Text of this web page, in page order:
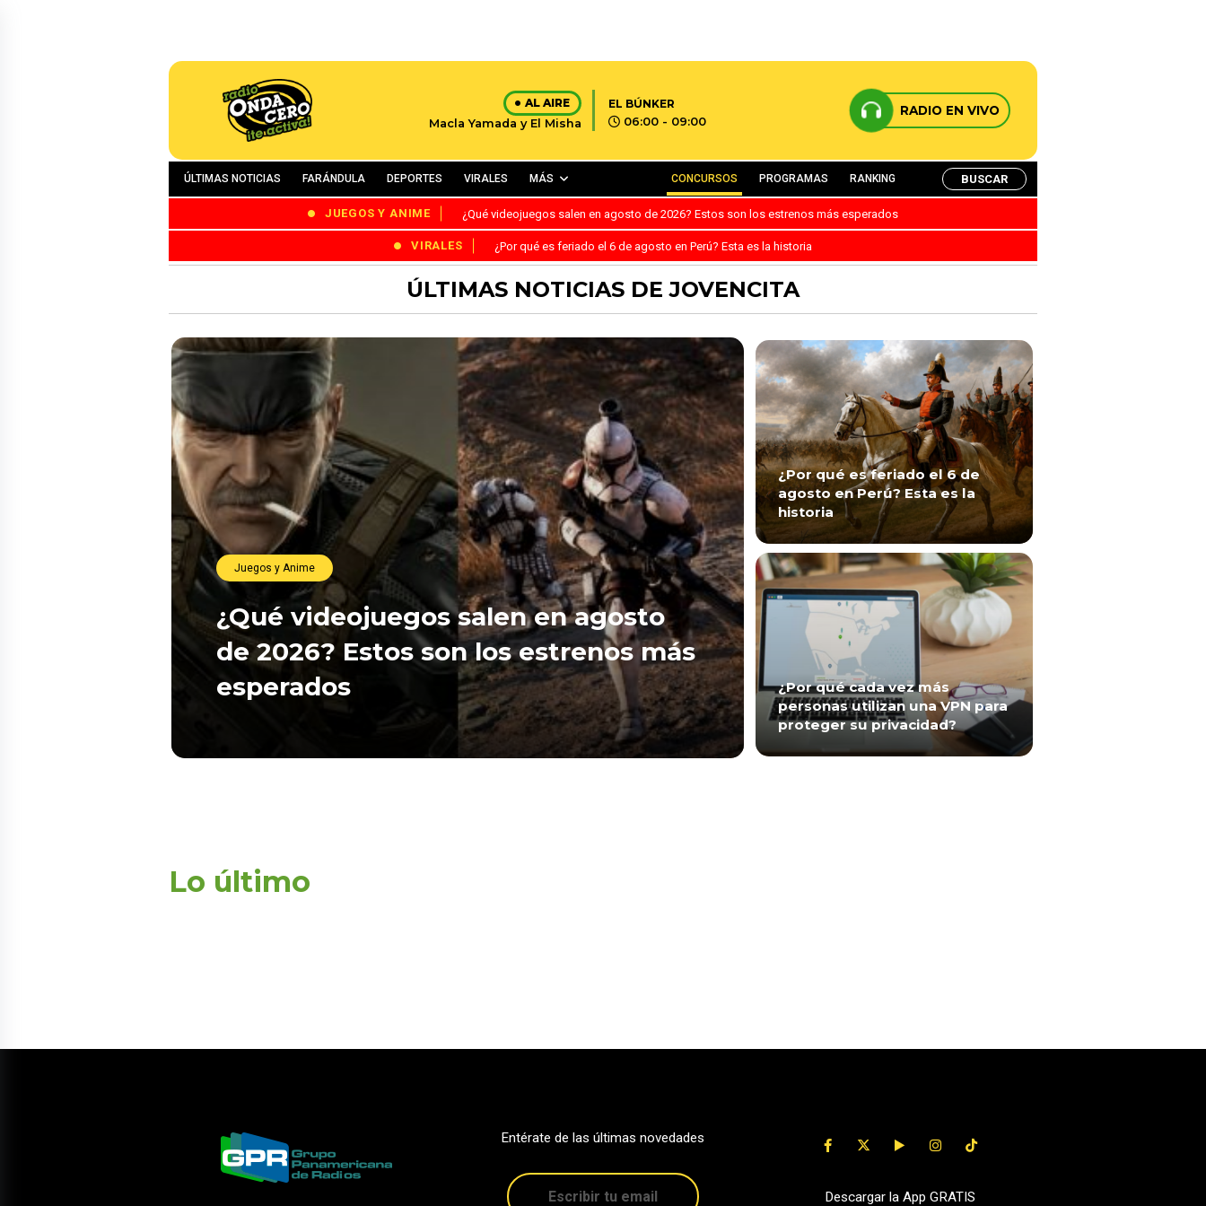
AL AIRE
Macla Yamada y El Misha
EL BÚNKER
06:00 - 09:00
RADIO EN VIVO
ÚLTIMAS NOTICIAS FARÁNDULA DEPORTES VIRALES MÁS CONCURSOS PROGRAMAS RANKING BUSCAR
JUEGOS Y ANIME ¿Qué videojuegos salen en agosto de 2026? Estos son los estrenos más esperados
VIRALES ¿Por qué es feriado el 6 de agosto en Perú? Esta es la historia
ÚLTIMAS NOTICIAS DE JOVENCITA
Juegos y Anime
¿Qué videojuegos salen en agosto
de 2026? Estos son los estrenos más
esperados
¿Por qué es feriado el 6 de
agosto en Perú? Esta es la
historia
¿Por qué cada vez más
personas utilizan una VPN para
proteger su privacidad?
Lo último
Entérate de las últimas novedades
Descargar la App GRATIS